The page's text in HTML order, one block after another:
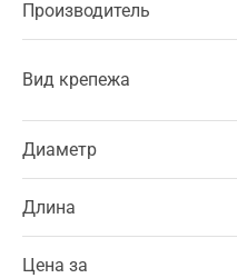
Производитель
Вид крепежа
Диаметр
Длина
Цена за